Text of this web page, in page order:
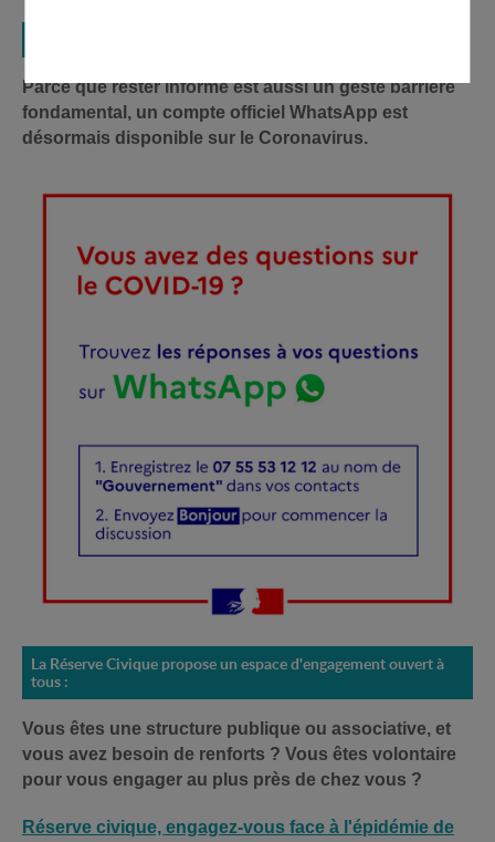
Parce que rester informé est aussi un geste barrière
fondamental, un compte officiel WhatsApp est
désormais disponible sur le Coronavirus.
La Réserve Civique propose un espace d'engagement ouvert à
tous :
Vous êtes une structure publique ou associative, et
vous avez besoin de renforts ? Vous êtes volontaire
pour vous engager au plus près de chez vous ?
Réserve civique, engagez-vous face à l'épidémie de